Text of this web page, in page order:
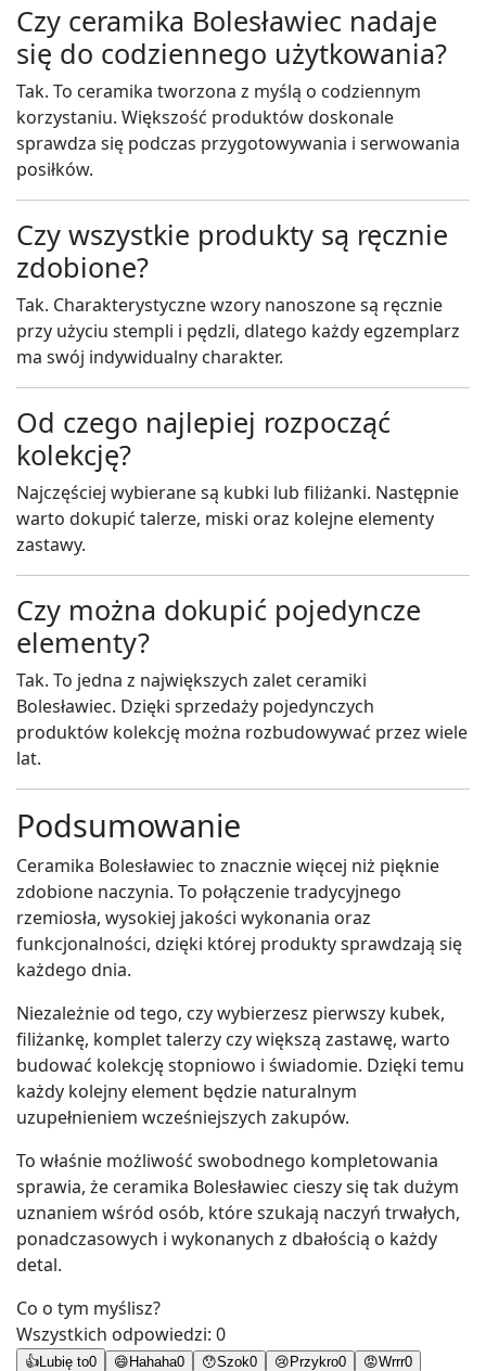
Czy ceramika Bolesławiec nadaje
się do codziennego użytkowania?
Tak. To ceramika tworzona z myślą o codziennym
korzystaniu. Większość produktów doskonale
sprawdza się podczas przygotowywania i serwowania
posiłków.
Czy wszystkie produkty są ręcznie
zdobione?
Tak. Charakterystyczne wzory nanoszone są ręcznie
przy użyciu stempli i pędzli, dlatego każdy egzemplarz
ma swój indywidualny charakter.
Od czego najlepiej rozpocząć
kolekcję?
Najczęściej wybierane są kubki lub filiżanki. Następnie
warto dokupić talerze, miski oraz kolejne elementy
zastawy.
Czy można dokupić pojedyncze
elementy?
Tak. To jedna z największych zalet ceramiki
Bolesławiec. Dzięki sprzedaży pojedynczych
produktów kolekcję można rozbudowywać przez wiele
lat.
Podsumowanie
Ceramika Bolesławiec to znacznie więcej niż pięknie
zdobione naczynia. To połączenie tradycyjnego
rzemiosła, wysokiej jakości wykonania oraz
funkcjonalności, dzięki której produkty sprawdzają się
każdego dnia.
Niezależnie od tego, czy wybierzesz pierwszy kubek,
filiżankę, komplet talerzy czy większą zastawę, warto
budować kolekcję stopniowo i świadomie. Dzięki temu
każdy kolejny element będzie naturalnym
uzupełnieniem wcześniejszych zakupów.
To właśnie możliwość swobodnego kompletowania
sprawia, że ceramika Bolesławiec cieszy się tak dużym
uznaniem wśród osób, które szukają naczyń trwałych,
ponadczasowych i wykonanych z dbałością o każdy
detal.
Co o tym myślisz?
Wszystkich odpowiedzi: 0
👍 Lubię to0 😄 Hahaha0 😯Szok0 😢 Przykro0 😡Wrrr0